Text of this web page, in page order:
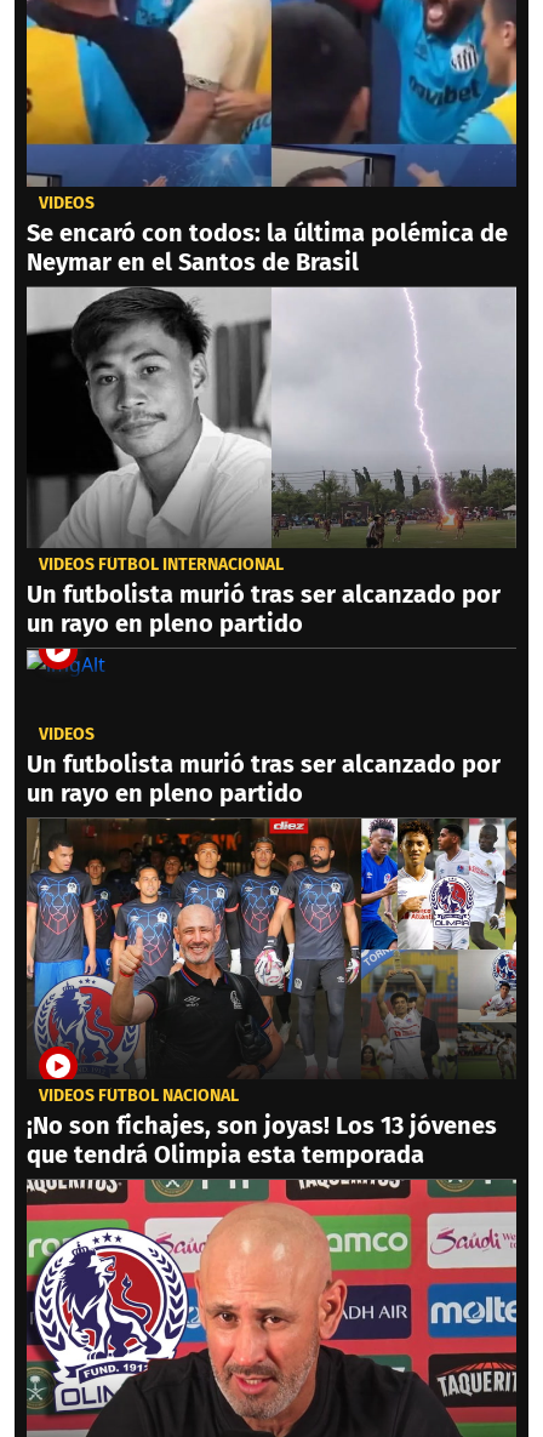
VIDEOS
Se encaró con todos: la última polémica de
Neymar en el Santos de Brasil
VIDEOS FÚTBOL INTERNACIONAL
Un futbolista murió tras ser alcanzado por
un rayo en pleno partido
VIDEOS
Un futbolista murió tras ser alcanzado por
un rayo en pleno partido
VIDEOS FÚTBOL NACIONAL
¡No son fichajes, son joyas! Los 13 jóvenes
que tendrá Olimpia esta temporada